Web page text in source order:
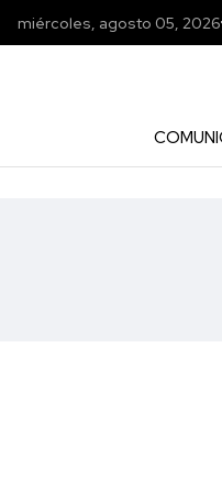
miércoles, agosto 05, 2026